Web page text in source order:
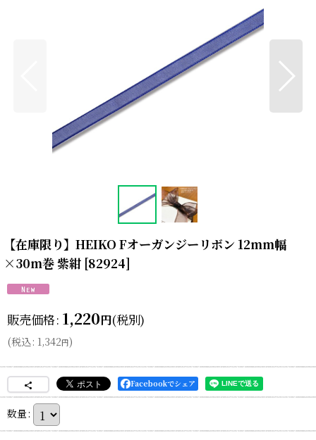
【在庫限り】HEIKO Fオーガンジーリボン 12mm幅
×30m巻 紫紺 [82924]
販売価格: 1,220円(税別)
(税込: 1,342円)
Facebookでシェア
数量: